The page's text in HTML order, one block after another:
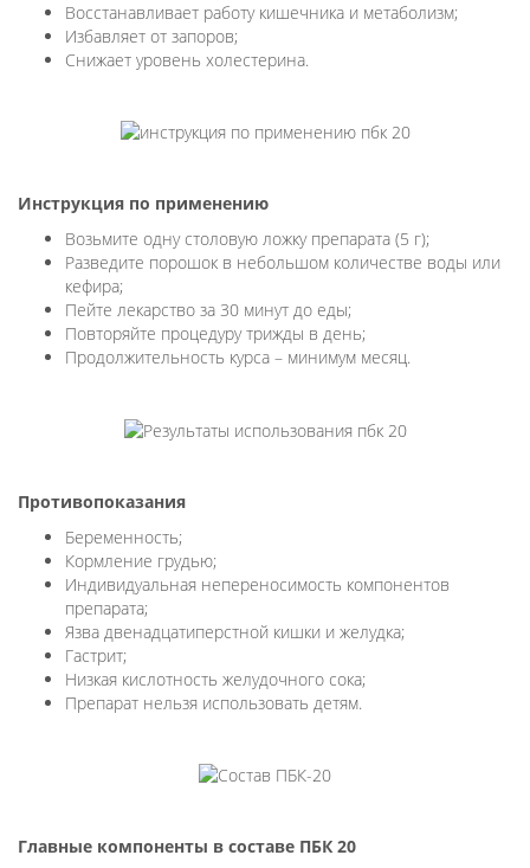
Восстанавливает работу кишечника и метаболизм;
Избавляет от запоров;
Снижает уровень холестерина.
Инструкция по применению
Возьмите одну столовую ложку препарата (5 г);
Разведите порошок в небольшом количестве воды или
кефира;
Пейте лекарство за 30 минут до еды;
Повторяйте процедуру трижды в день;
Продолжительность курса – минимум месяц.
Противопоказания
Беременность;
Кормление грудью;
Индивидуальная непереносимость компонентов
препарата;
Язва двенадцатиперстной кишки и желудка;
Гастрит;
Низкая кислотность желудочного сока;
Препарат нельзя использовать детям.
Главные компоненты в составе ПБК 20